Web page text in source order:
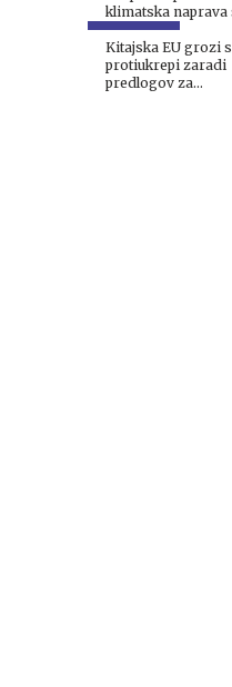
klimatska naprava
traku vsakih šest
sekund #video
Kitajska EU grozi s
protiukrepi zaradi
predlogov za